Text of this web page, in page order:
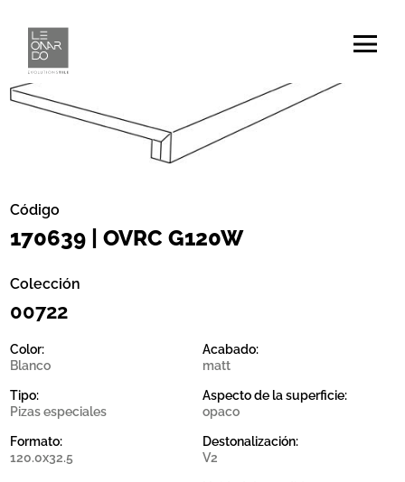
Código
170639 | OVRC G120W
Colección
00722
Color:
Blanco
Tipo:
Pizas especiales
Formato:
120.0x32.5
Acabado:
matt
Aspecto de la superficie:
opaco
Destonalización:
V2